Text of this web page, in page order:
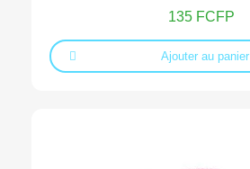
135 FCFP
Ajouter au panier